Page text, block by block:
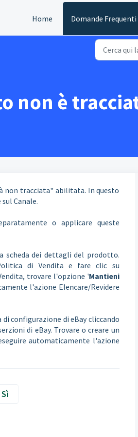
Home Domande Frequenti
non è
non tracciata" abilitata. In questo
Canale.
o applicare queste
scheda dei dettagli del prodotto.
di Vendita e fare clic su
trovare l'opzione 'Mantieni
l'azione Elencare/Revidere
configurazione di eBay cliccando
di eBay. Trovare o creare un
automaticamente l'azione
Sì